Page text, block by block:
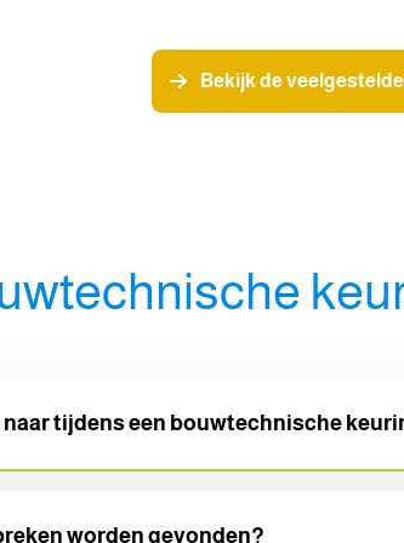
Bekijk de
tijdens een bouwtechnische
andere de constructie en fundering, gevels en
worden gevonden?